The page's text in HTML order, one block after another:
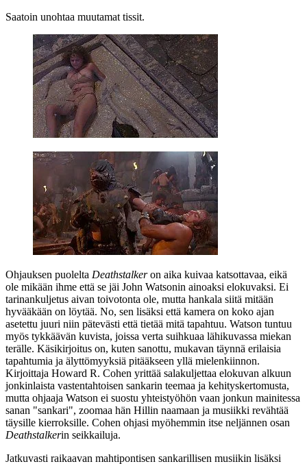
Saatoin unohtaa muutamat tissit.
Ohjauksen puolelta Deathstalkeron aika kuivaa katsottavaa, eikä
ole mikään ihme että se jäi John Watsonin ainoaksi elokuvaksi. Ei
tarinankuljetus aivan toivotonta ole, mutta hankala siitä mitään
hyvääkään on löytää. No, sen lisäksi että kamera on koko ajan
asetettu juuri niin pätevästi että tietää mitä tapahtuu. Watson tuntuu
myös tykkäävän kuvista, joissa verta suihkuaa lähikuvassa miekan
terälle. Käsikirjoitus on, kuten sanottu, mukavan täynnä erilaisia
tapahtumia ja älyttömyyksiä pitääkseen yllä mielenkiinnon.
Kirjoittaja Howard R. Cohen yrittää salakuljettaa elokuvan alkuun
jonkinlaista vastentahtoisen sankarin teemaa ja kehityskertomusta,
mutta ohjaaja Watson ei suostu yhteistyöhön vaan jonkun mainitessa
sanan "sankari", zoomaa hän Hillin naamaan ja musiikki revähtää
täysille kierroksille. Cohen ohjasi myöhemmin itse neljännen osan
Deathstalkerin seikkailuja.
Jatkuvasti raikaavan mahtipontisen sankarillisen musiikin lisäksi